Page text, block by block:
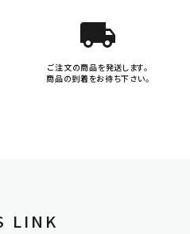
local_shipping
ご注文の商品を発送します。
商品の到着をお待ち下さい。
LINK